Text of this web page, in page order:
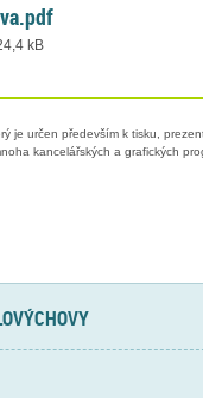
kB
je určen především k tisku,
kancelářských a grafických